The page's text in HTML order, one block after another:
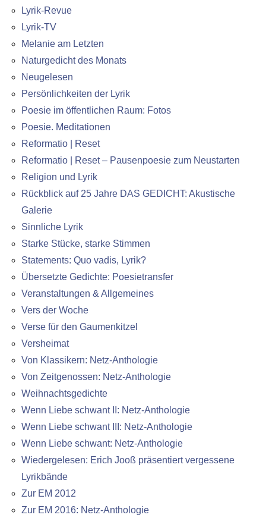
Lyrik-Revue
Lyrik-TV
Melanie am Letzten
Naturgedicht des Monats
Neugelesen
Persönlichkeiten der Lyrik
Poesie im öffentlichen Raum: Fotos
Poesie. Meditationen
Reformatio | Reset
Reformatio | Reset – Pausenpoesie zum Neustarten
Religion und Lyrik
Rückblick auf 25 Jahre DAS GEDICHT: Akustische
Galerie
Sinnliche Lyrik
Starke Stücke, starke Stimmen
Statements: Quo vadis, Lyrik?
Übersetzte Gedichte: Poesietransfer
Veranstaltungen & Allgemeines
Vers der Woche
Verse für den Gaumenkitzel
Versheimat
Von Klassikern: Netz-Anthologie
Von Zeitgenossen: Netz-Anthologie
Weihnachtsgedichte
Wenn Liebe schwant II: Netz-Anthologie
Wenn Liebe schwant III: Netz-Anthologie
Wenn Liebe schwant: Netz-Anthologie
Wiedergelesen: Erich Jooß präsentiert vergessene
Lyrikbände
Zur EM 2012
Zur EM 2016: Netz-Anthologie